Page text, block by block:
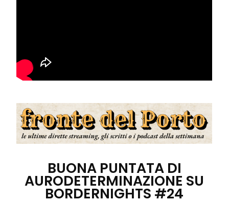
BUONA PUNTATA DI
AURODETERMINAZIONE SU
BORDERNIGHTS #24